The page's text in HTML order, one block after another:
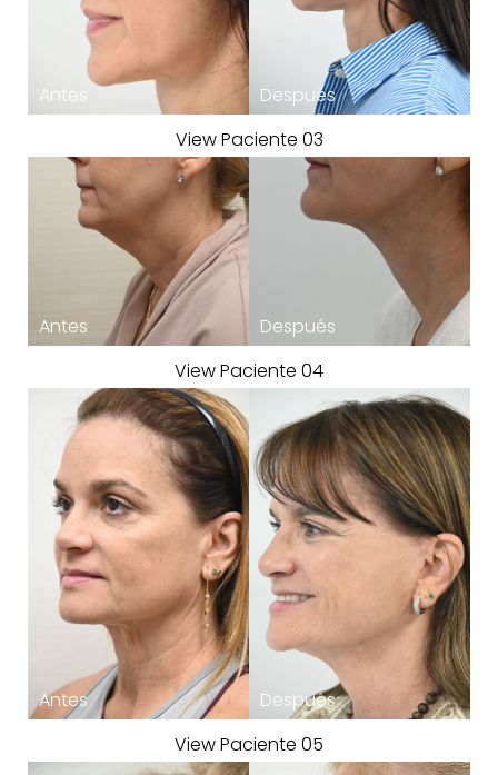
View Paciente 03
View Paciente 04
View Paciente 05